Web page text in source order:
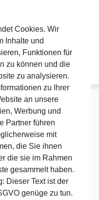
Cookies. Wir
Inhalte und
Funktionen für
zu können und die
zu analysieren.
zu Ihrer
an unsere
Werbung und
Partner führen
mit
die Sie ihnen
die sie im Rahmen
gesammelt haben.
Dieser Text ist der
genüge zu tun.